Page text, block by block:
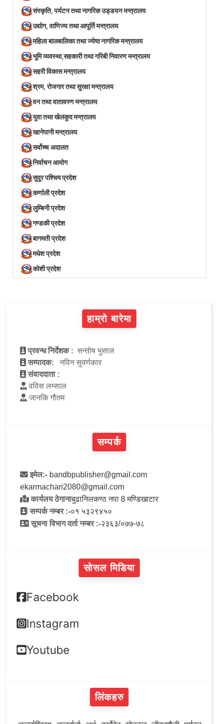
संस्कृति, पर्यटन तथा नागरिक उड्डयन मन्त्रालय
उद्योग, वाणिज्य तथा आपूर्ति मन्त्रालय
महिला बालबालिका तथा ज्येष्ठ नागरिक मन्त्रालय
भूमि व्यवस्था,सहकारी तथा गरिबी निवारण मन्त्रालय
सहरी विकास मन्त्रालय
श्रम, रोजगार तथा सुरक्षा मन्त्रालय
वन तथा वातावरण मन्त्रालय
युवा तथा खेलकुद मन्त्रालय
खानेपानी मन्त्रालय
सर्वोच्च अदालत
निर्वाचन आयोग
सुदूर पश्चिम प्रदेश
कर्णाली प्रदेश
लुम्बिनी प्रदेश
गण्डकी प्रदेश
बागमती प्रदेश
मधेश प्रदेश
कोशी प्रदेश
हाम्रो बारेमा
प्रवन्ध निर्देशक : सन्तोष भुसाल
सम्पादक:
नविन सुवर्णकार
संवाददाता :
वविस लम्साल
जानकि गौतम
सम्पर्क
इमेल:- bandbpublisher@gmail.com
ekarmachari2080@gmail.com
कार्यलय ठेगानाबुढानिलकण्ठ नपा 8 मण्डिखाटार
सम्पर्क नम्बर :-०१ ५३२९४५०
सूचना विभाग दर्ता नम्बर :-२३६३/०७७-७८
सोसल मिडिया
Facebook
Instagram
Youtube
लिंकहरु